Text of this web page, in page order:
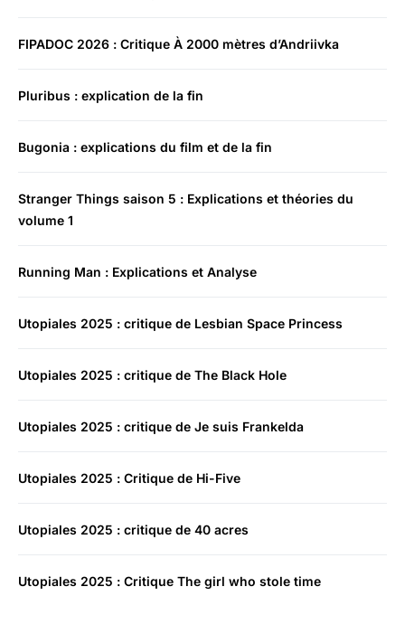
FIPADOC 2026 : Critique À 2000 mètres d’Andriivka
Pluribus : explication de la fin
Bugonia : explications du film et de la fin
Stranger Things saison 5 : Explications et théories du
volume 1
Running Man : Explications et Analyse
Utopiales 2025 : critique de Lesbian Space Princess
Utopiales 2025 : critique de The Black Hole
Utopiales 2025 : critique de Je suis Frankelda
Utopiales 2025 : Critique de Hi-Five
Utopiales 2025 : critique de 40 acres
Utopiales 2025 : Critique The girl who stole time